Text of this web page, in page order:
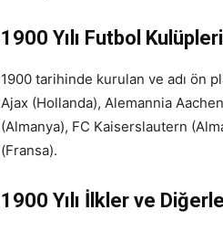
1900 Yılı Futbol Kulüpleri
1900 tarihinde kurulan ve adı ön
Ajax (Hollanda), Alemannia
(Almanya), FC Kaiserslautern
(Fransa).
1900 Yılı İlkler ve